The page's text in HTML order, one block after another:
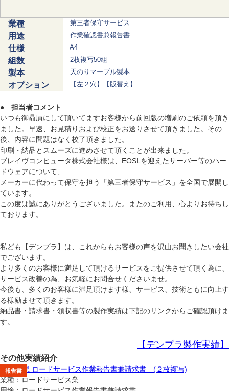
業種 第三者保守サービス
用途 作業確認書兼報告書
仕様 A4
組数 2枚複写50組
製本 天のりマーブル製本
オプション 【左２穴】【版替え】
● 担当者コメント
いつも御贔屓にして頂いてますお客様から前回版の増刷のご依頼を頂き
ました。早速、お見積りおよび校正をお送りさせて頂きました。その
後、内容に問題はなく校了頂きました。
印刷・納品とスムーズに進めさせて頂くことが出来ました。
ブレイヴコンピュータ株式会社様は、 EOSL を迎えたサーバー等のハー
ドウェアについて、
メーカーに代わって保守を担う「第三者保守サービス」を全国で展開し
ています。
この度は誠にありがとうございました。またのご利用、心よりお待ちし
ております。
私ども【デンプラ】は、これからもお客様の声を沢山お聞きしたい会社
でございます。
より多くのお客様に満足して頂けるサービスをご提供させて頂く為に、
サービス改善の為、お気軽にお問合せくださいませ。
今後も、多くのお客様に満足頂けます様、サービス、技術ともに向上す
る様励ませて頂きます。
納品書・請求書・領収書等の製作実績は下記のリンクからご確認頂けま
す。
【デンプラ製作実績】
その他実績紹介
契約書
報告書
業種：ロードサービス業